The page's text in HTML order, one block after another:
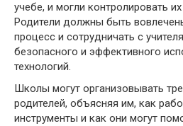
учебе, и могли контролировать
Родители должны быть
процесс и сотрудничать с
безопасного и эффективного
технологий.
Школы могут организовывать
родителей, объясняя им, как
инструменты и как они могут